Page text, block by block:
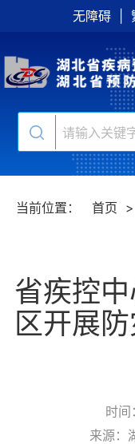
无障碍
当前位置： 首页 >
省疾控
区开展
时
来源：